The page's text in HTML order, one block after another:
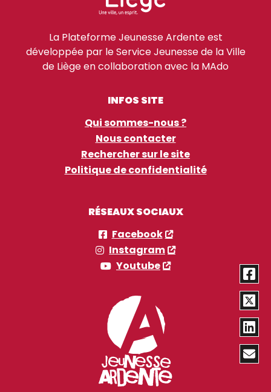
La Plateforme Jeunesse Ardente est
développée par le Service Jeunesse de la Ville
de Liège en collaboration avec la MAdo
INFOS SITE
Qui sommes-nous ?
Nous contacter
Rechercher sur le site
Politique de confidentialité
RÉSEAUX SOCIAUX
Facebook
Instagram
Youtube